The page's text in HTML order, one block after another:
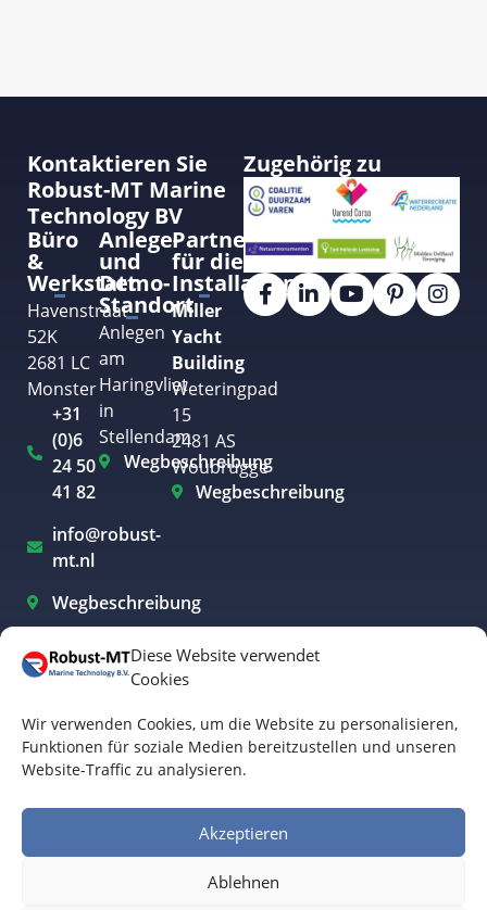
Diese Website verwendet
Cookies
Wir verwenden Cookies, um die Website zu personalisieren,
Funktionen für soziale Medien bereitzustellen und unseren
Website-Traffic zu analysieren.
Akzeptieren
Ablehnen
Kontaktieren Sie
Robust-MT Marine
Technology BV
Büro
&
Werkstatt
Havenstraat
52K
2681 LC
Monster
+31
(0)6
24 50
41 82
info@robust-
mt.nl
Wegbeschreibung
Anlege-
und
Demo-
Standort
Anlegen
am
Haringvliet
in
Stellendam
Wegbeschreibung
Partner
für die
Installation
Miller
Yacht
Building
Weteringpad
15
2481 AS
Woubrugge
Wegbeschreibung
Zugehörig zu
Elektroboote Westland
Elektrobootfahren Rotterdam
Elektrobootfahren in Amsterdam
Elektrobootfahren in Friesland
Allgemeine Geschäftsbedingungen